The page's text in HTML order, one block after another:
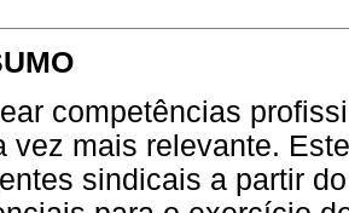
competências
vez mais relevante.
sindicais a partir